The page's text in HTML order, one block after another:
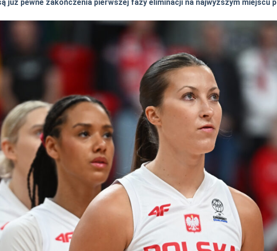
już pewne zakończenia pierwszej fazy eliminacji na najwyższym miejscu